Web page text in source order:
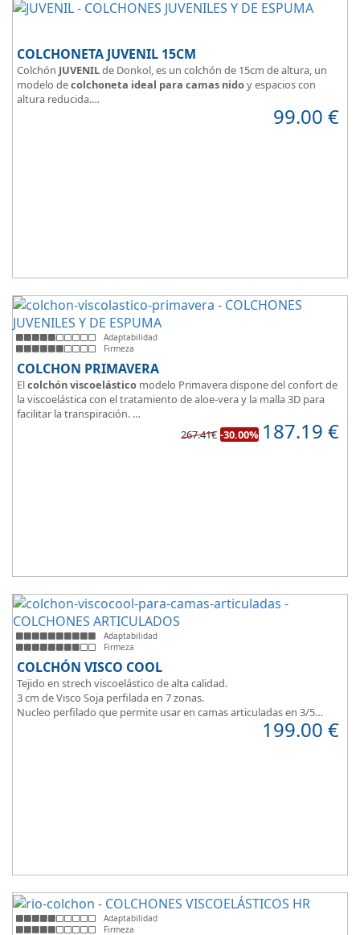
COLCHONETA JUVENIL 15CM
Colchón JUVENILde Donkol, es un colchón de 15cm de altura, un
modelo decolchoneta ideal para camas nidoy espacios con
altura reducida.
suelen elegir
99.00 €
Adaptabilidad
Firmeza
COLCHON PRIMAVERA
Elcolchón viscoelástico modelo Primavera dispone del confort de
la viscoelástica con el tratamiento de aloe-vera y la malla 3D para
facilitar la transpiración.
Según medida del colchón estamos hablando tanto de un colchón
267.41€ -30.00% 187.19 €
Adaptabilidad
Firmeza
COLCHÓN VISCO COOL
Tejido en strech viscoelástico de alta calidad.
3 cm de Visco Soja perfilada en 7 zonas.
Nucleo perfilado que permite usar en camas articuladas en 3/5
199.00 €
Adaptabilidad
Firmeza